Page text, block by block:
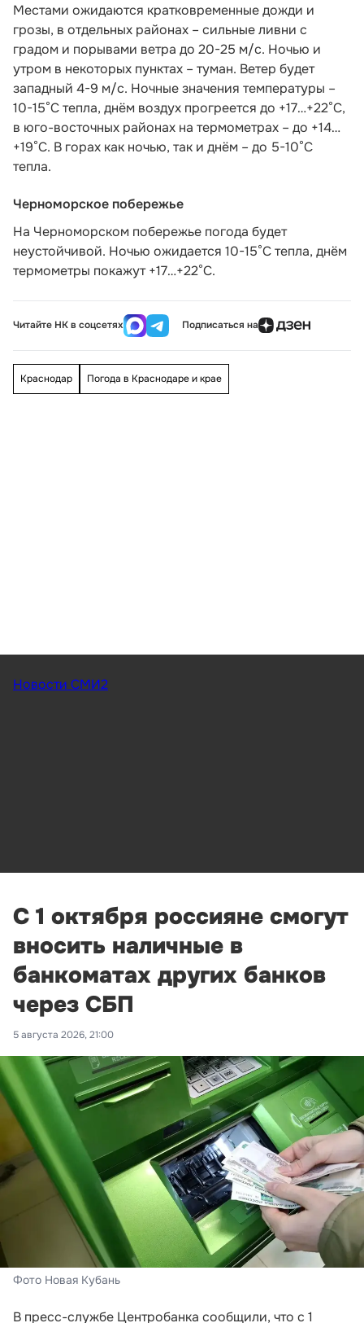
Местами ожидаются кратковременные дожди и
грозы, в отдельных районах – сильные ливни с
градом и порывами ветра до 20-25 м/с. Ночью и
утром в некоторых пунктах – туман. Ветер будет
западный 4-9 м/с. Ночные значения температуры –
10-15°С тепла, днём воздух прогреется до +17…+22°С,
в юго-восточных районах на термометрах – до +14…
+19°С. В горах как ночью, так и днём – до 5-10°С
тепла.
Черноморское побережье
На Черноморском побережье погода будет
неустойчивой. Ночью ожидается 10-15°С тепла, днём
термометры покажут +17…+22°С.
Читайте НК в соцсетях Подписаться на
Краснодар Погода в Краснодаре и крае
Новости СМИ2
С 1 октября россияне смогут
вносить наличные в
банкоматах других банков
через СБП
5 августа 2026, 21:00
Фото Новая Кубань
В пресс-службе Центробанка сообщили, что с 1